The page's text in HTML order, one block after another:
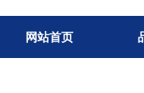
网站首页